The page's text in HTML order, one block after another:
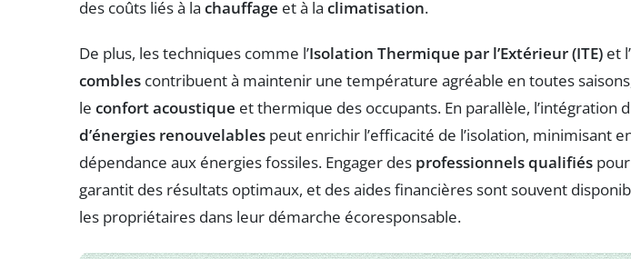
des coûts liés à la chauffage et à la climatisation.
De plus, les techniques comme l’Isolation Thermique par l’Extérieur (ITE) et l’
combles contribuent à maintenir une température agréable en toutes
le confort acoustique et thermique des occupants. En parallèle, l’intégration
d’énergies renouvelables peut enrichir l’efficacité de l’isolation, minimisant
dépendance aux énergies fossiles. Engager des professionnels qualifiés
garantit des résultats optimaux, et des aides financières sont souvent
les propriétaires dans leur démarche écoresponsable.